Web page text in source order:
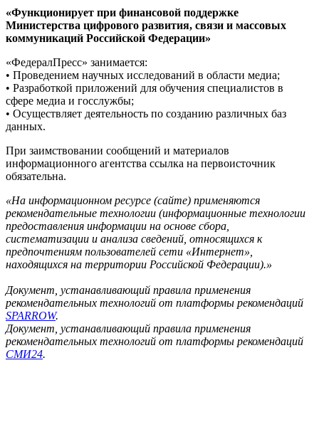
«Функционирует при финансовой поддержке
Министерства цифрового развития, связи и массовых
коммуникаций Российской Федерации»
«ФедералПресс» занимается:
• Проведением научных исследований в области медиа;
• Разработкой приложений для обучения специалистов в
сфере медиа и госслужбы;
• Осуществляет деятельность по созданию различных баз
данных.
При заимствовании сообщений и материалов
информационного агентства ссылка на первоисточник
обязательна.
«На информационном ресурсе (сайте) применяются
рекомендательные технологии (информационные технологии
предоставления информации на основе сбора,
систематизации и анализа сведений, относящихся к
предпочтениям пользователей сети «Интернет»,
находящихся на территории Российской Федерации).»
Документ, устанавливающий правила применения
рекомендательных технологий от платформы рекомендаций
SPARROW.
Документ, устанавливающий правила применения
рекомендательных технологий от платформы рекомендаций
СМИ24.